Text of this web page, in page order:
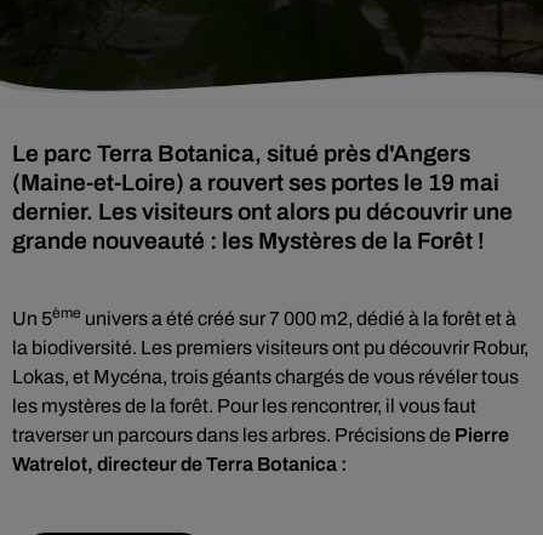
Le parc Terra Botanica, situé près d'Angers
(Maine-et-Loire) a rouvert ses portes le 19 mai
dernier. Les visiteurs ont alors pu découvrir une
grande nouveauté : les Mystères de la Forêt !
Un 5ème univers a été créé sur 7 000 m2, dédié à la forêt et à
la biodiversité. Les premiers visiteurs ont pu découvrir Robur,
Lokas, et Mycéna, trois géants chargés de vous révéler tous
les mystères de la forêt. Pour les rencontrer, il vous faut
traverser un parcours dans les arbres. Précisions de Pierre
Watrelot, directeur de Terra Botanica :